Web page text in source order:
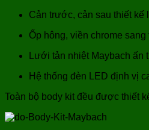
Cản trước, cản sau thiết kế
Ốp hông, viền chrome sang
Lưới tản nhiệt Maybach ấn
Hệ thống đèn LED định vị
Toàn bộ body kit đều được thiết